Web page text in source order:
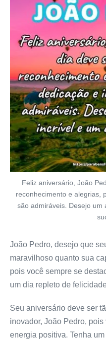
Feliz aniversário, João
reconhecimento e alegrias,
são admiráveis. Desejo um
João Pedro, desejo que
maravilhoso quanto sua
pois você sempre se
um dia repleto de
Seu aniversário deve ser
inovador, João Pedro,
energia positiva. Tenha